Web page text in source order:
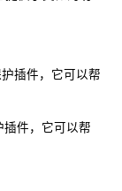
插件，它可以帮
件，它可以帮